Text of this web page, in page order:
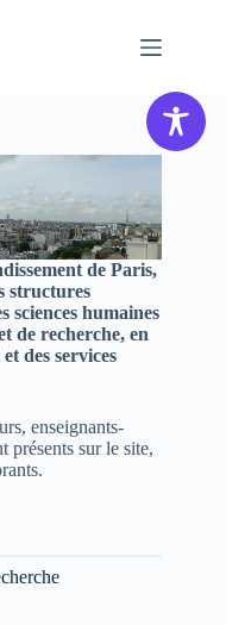
de Paris,
structures
sciences humaines
de recherche, en
des services
enseignants-
présents sur le site,